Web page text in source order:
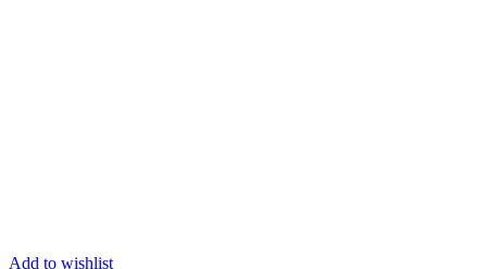
Add to wishlist